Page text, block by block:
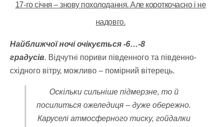
17-го січня – знову похолодання. Але короткочасно і не
надовго.
Найближчої ночі очікується -6…-8
градусів. Відчутні пориви південного та південно-
східного вітру, можливо – помірний вітерець.
Оскільки сильніше підмерзне, то й
посилиться ожеледиця – дуже обережно.
Каруселі атмосферного тиску, гойдалки